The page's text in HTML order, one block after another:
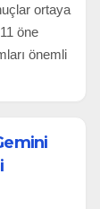
ortaya
öne
önemli